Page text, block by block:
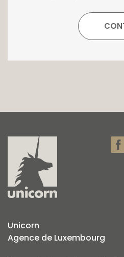
Unicorn
Agence de Luxembourg